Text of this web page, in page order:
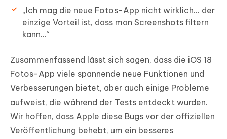
„Ich mag die neue Fotos-App nicht wirklich... der
einzige Vorteil ist, dass man Screenshots filtern
kann...“
Zusammenfassend lässt sich sagen, dass die iOS 18
Fotos-App viele spannende neue Funktionen und
Verbesserungen bietet, aber auch einige Probleme
aufweist, die während der Tests entdeckt wurden.
Wir hoffen, dass Apple diese Bugs vor der offiziellen
Veröffentlichung behebt, um ein besseres